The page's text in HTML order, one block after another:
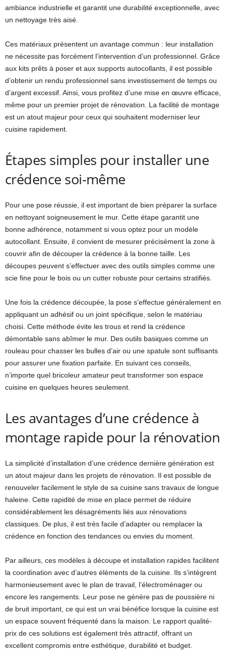
ambiance industrielle et garantit une durabilité exceptionnelle, avec
un nettoyage très aisé.
Ces matériaux présentent un avantage commun : leur installation
ne nécessite pas forcément l’intervention d’un professionnel. Grâce
aux kits prêts à poser et aux supports autocollants, il est possible
d’obtenir un rendu professionnel sans investissement de temps ou
d’argent excessif. Ainsi, vous profitez d’une mise en œuvre efficace,
même pour un premier projet de rénovation. La facilité de montage
est un atout majeur pour ceux qui souhaitent moderniser leur
cuisine rapidement.
Étapes simples pour installer une
crédence soi-même
Pour une pose réussie, il est important de bien préparer la surface
en nettoyant soigneusement le mur. Cette étape garantit une
bonne adhérence, notamment si vous optez pour un modèle
autocollant. Ensuite, il convient de mesurer précisément la zone à
couvrir afin de découper la crédence à la bonne taille. Les
découpes peuvent s’effectuer avec des outils simples comme une
scie fine pour le bois ou un cutter robuste pour certains stratifiés.
Une fois la crédence découpée, la pose s’effectue généralement en
appliquant un adhésif ou un joint spécifique, selon le matériau
choisi. Cette méthode évite les trous et rend la crédence
démontable sans abîmer le mur. Des outils basiques comme un
rouleau pour chasser les bulles d’air ou une spatule sont suffisants
pour assurer une fixation parfaite. En suivant ces conseils,
n’importe quel bricoleur amateur peut transformer son espace
cuisine en quelques heures seulement.
Les avantages d’une crédence à
montage rapide pour la rénovation
La simplicité d’installation d’une crédence dernière génération est
un atout majeur dans les projets de rénovation. Il est possible de
renouveler facilement le style de sa cuisine sans travaux de longue
haleine. Cette rapidité de mise en place permet de réduire
considérablement les désagréments liés aux rénovations
classiques. De plus, il est très facile d’adapter ou remplacer la
crédence en fonction des tendances ou envies du moment.
Par ailleurs, ces modèles à découpe et installation rapides facilitent
la coordination avec d’autres éléments de la cuisine. Ils s’intègrent
harmonieusement avec le plan de travail, l’électroménager ou
encore les rangements. Leur pose ne génère pas de poussière ni
de bruit important, ce qui est un vrai bénéfice lorsque la cuisine est
un espace souvent fréquenté dans la maison. Le rapport qualité-
prix de ces solutions est également très attractif, offrant un
excellent compromis entre esthétique, durabilité et budget.